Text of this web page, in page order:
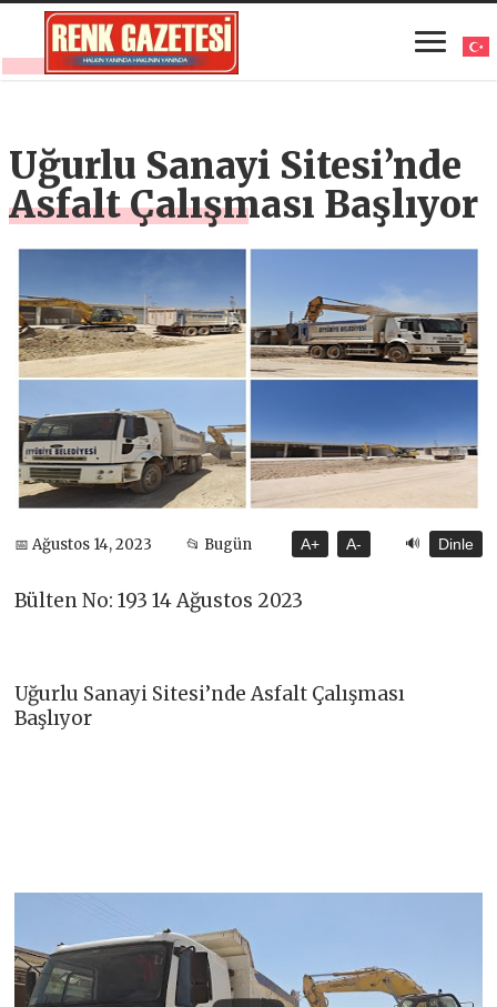
Uğurlu Sanayi Sitesi’nde
Asfalt Çalışması Başlıyor
📅 Ağustos 14, 2023 📂 Bugün A+ A- 🔊 Dinle
Bülten No: 193 14 Ağustos 2023
Uğurlu Sanayi Sitesi’nde Asfalt Çalışması
Başlıyor